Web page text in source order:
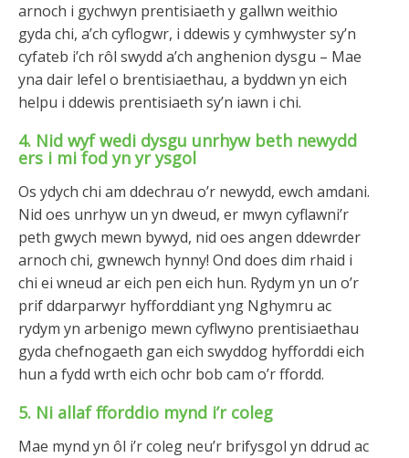
arnoch i gychwyn prentisiaeth y gallwn weithio
gyda chi, a’ch cyflogwr, i ddewis y cymhwyster sy’n
cyfateb i’ch rôl swydd a’ch anghenion dysgu – Mae
yna dair lefel o brentisiaethau, a byddwn yn eich
helpu i ddewis prentisiaeth sy’n iawn i chi.
4. Nid wyf wedi dysgu unrhyw beth newydd
ers i mi fod yn yr ysgol
Os ydych chi am ddechrau o’r newydd, ewch amdani.
Nid oes unrhyw un yn dweud, er mwyn cyflawni’r
peth gwych mewn bywyd, nid oes angen ddewrder
arnoch chi, gwnewch hynny! Ond does dim rhaid i
chi ei wneud ar eich pen eich hun. Rydym yn un o’r
prif ddarparwyr hyfforddiant yng Nghymru ac
rydym yn arbenigo mewn cyflwyno prentisiaethau
gyda chefnogaeth gan eich swyddog hyfforddi eich
hun a fydd wrth eich ochr bob cam o’r ffordd.
5. Ni allaf fforddio mynd i’r coleg
Mae mynd yn ôl i’r coleg neu’r brifysgol yn ddrud ac